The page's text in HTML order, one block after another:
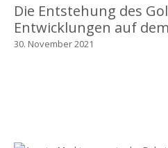
Die Entstehung des
Entwicklungen auf
30. November 2021